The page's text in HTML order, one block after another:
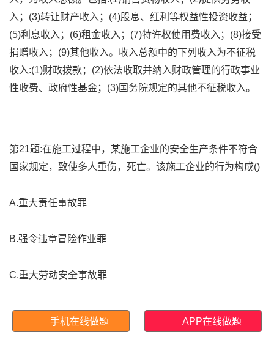
入；(3)转让财产收入；(4)股息、红利等权益性投资收益；
(5)利息收入；(6)租金收入；(7)特许权使用费收入；(8)接受
捐赠收入；(9)其他收入。收入总额中的下列收入为不征税
收入:(1)财政拨款；(2)依法收取并纳入财政管理的行政事业
性收费、政府性基金；(3)国务院规定的其他不征税收入。
第21题:在施工过程中，某施工企业的安全生产条件不符合
国家规定，致使多人重伤，死亡。该施工企业的行为构成()
A.重大责任事故罪
B.强令违章冒险作业罪
C.重大劳动安全事故罪
D.工程重大安全事故罪
手机在线做题
APP在线做题